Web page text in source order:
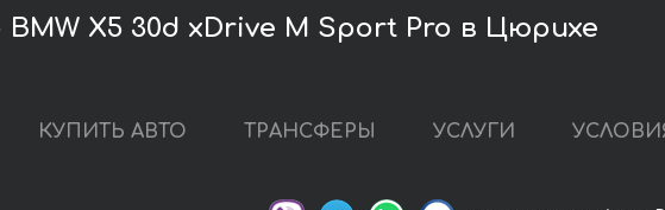
X5 30d xDrive M Sport Pro в Цюрихе
КУПИТЬ АВТО ТРАНСФЕРЫ УСЛУГИ